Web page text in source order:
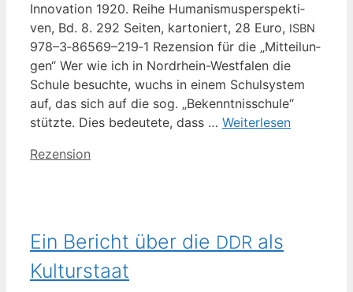
Inno­va­ti­on 1920. Rei­he Huma­nis­mus­per­spek­ti­
ven, Bd. 8. 292 Sei­ten, kar­to­niert, 28 Euro, ISBN
978–3‑86569–219‑1 Rezen­si­on für die „Mit­tei­lun­
gen“ Wer wie ich in Nor­d­rhein-Wes­t­­fa­­len die
Schu­le besuch­te, wuchs in einem Schul­sys­tem
auf, das sich auf die sog. „Bekennt­nis­schu­le“
stütz­te. Dies bedeu­te­te, dass … Wei­ter­le­sen
Kategorien
Rezension
Ein Bericht über die DDR als
Kulturstaat